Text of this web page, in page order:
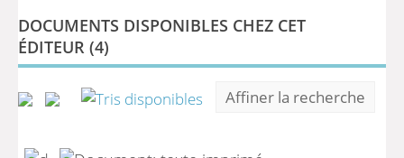
DOCUMENTS DISPONIBLES CHEZ CET
ÉDITEUR (4)
Affiner la recherche